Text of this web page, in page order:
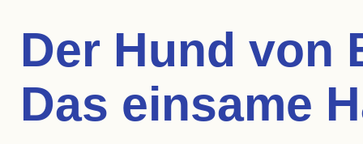
Der Hund von
Das einsame